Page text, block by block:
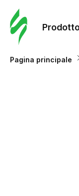
Pagina principale